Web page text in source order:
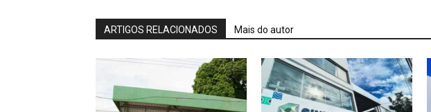
ARTIGOS RELACIONADOS Mais do autor